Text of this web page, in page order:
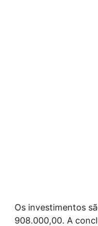
Os investimentos
908.000,00. A